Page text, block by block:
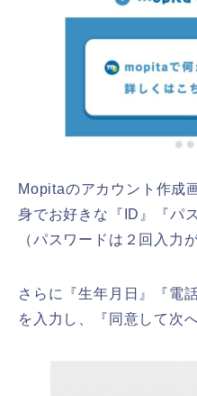
Mopitaのアカウント作成
身でお好きな『ID』『パ
（パスワードは２回入力
さらに『生年月日』『電
を入力し、『同意して次